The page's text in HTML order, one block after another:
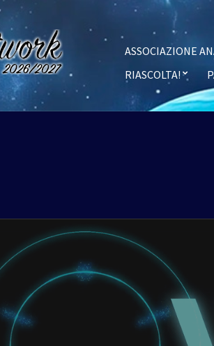
ASSOCIAZIONE
RIASCOLTA!